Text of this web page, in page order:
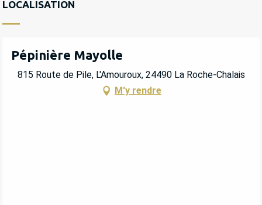
LOCALISATION
Pépinière Mayolle
815 Route de Pile, L'Amouroux, 24490 La Roche-Chalais
M'y rendre